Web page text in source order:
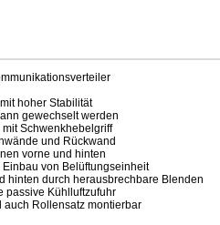
hoher Stabilität
gewechselt werden
Schwenkhebelgriff
und Rückwand
vorne und hinten
von Belüftungseinheit
hinten durch herausbrechbare Blenden
passive Kühlluftzufuhr
Rollensatz montierbar